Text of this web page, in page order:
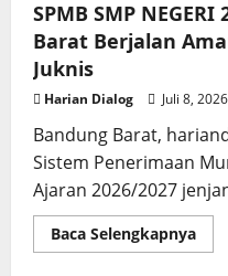
SPMB SMP
Barat Berjalan
Juknis
Harian Dialog Juli 8, 2026
Bandung Barat,
Sistem Penerimaan
Ajaran 2026/2027
Baca SelengkapnyaRead
more